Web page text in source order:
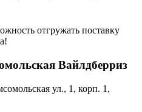
отгружать поставку
Вайлдберриз
ул., 1, корп. 1,